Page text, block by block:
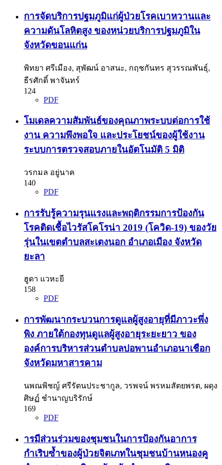
การจัดบริการปฐมภูมิแก่ผู้ป่วยโรคเบาหวานและ
ความดันโลหิตสูง ของหน่วยบริการปฐมภูมิใน
จังหวัดขอนแก่น
พิทยา ศรีเมือง, สุพัฒน์ อาสนะ, กฤชกันทร สุวรรณพันธุ์,
ธีรศักดิ์ พาจันทร์
124
PDF
โมเดลความสัมพันธ์ของคุณภาพระบบต่อการใช้
งาน ความพึงพอใจ และประโยชน์ของผู้ใช้งาน
ระบบการตรวจสอบภายในอัตโนมัติ 5 มิติ
วรกมล อยู่นาค
140
PDF
การรับรู้ความรุนแรงและพฤติกรรมการป้องกัน
โรคติดเชื้อไวรัสโคโรน่า 2019 (โควิด-19) ของวัย
รุ่นในเขตตำบลสะเตงนอก อำเภอเมือง จังหวัด
ยะลา
ฮูดา แวหะยี
158
PDF
การพัฒนากระบวนการดูแลผู้สูงอายุที่มีภาวะพึ่ง
พิง ภายใต้กองทุนดูแลผู้สูงอายุระยะยาว ของ
องค์การบริหารส่วนตำบลปอพานอำเภอนาเชือก
จังหวัดมหาสารคาม
นพณพิชญ์ ศรีรัตนประชากูล, วรพจน์ พรหมสัตยพรต, ผดุง
ศิษฏ์ ชำนาญบริรักษ์
169
PDF
ารมีส่วนร่วมของชุมชนในการป้องกันอาการ
กำเริบซ้ำของผู้ป่วยจิตเภทในชุมชนบ้านหนองคู